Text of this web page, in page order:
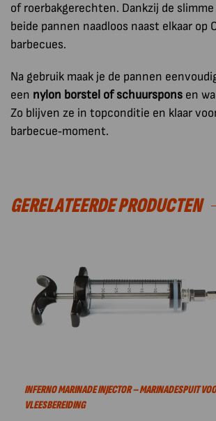
of roerbakgerechten. Dankzij de
beide pannen naadloos naast elkaar op
barbecues.
Na gebruik maak je de pannen
een nylon borstel of schuurspons en
Zo blijven ze in topconditie en klaar
barbecue‑moment.
GERELATEERDE PRODUCTEN
INFERNO MARINADE INJECTOR – MARINADESPUIT
VLEESBEREIDING